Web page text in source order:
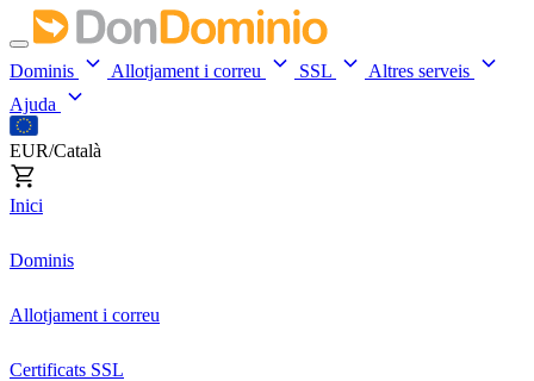
Dominis Allotjament i correu SSL
Altres serveis
Ajuda
EUR/Català
Inici
Dominis
Allotjament i correu
Certificats SSL